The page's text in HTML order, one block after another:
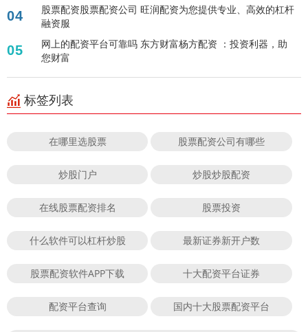
04
股票配资股票配资公司 旺润配资为您提供专业、高效的杠杆
融资服
05
网上的配资平台可靠吗 东方财富杨方配资 ：投资利器，助
您财富
标签列表
在哪里选股票 股票配资公司有哪些
炒股门户 炒股炒股配资
在线股票配资排名 股票投资
什么软件可以杠杆炒股 最新证券新开户数
股票配资软件APP下载 十大配资平台证券
配资平台查询 国内十大股票配资平台